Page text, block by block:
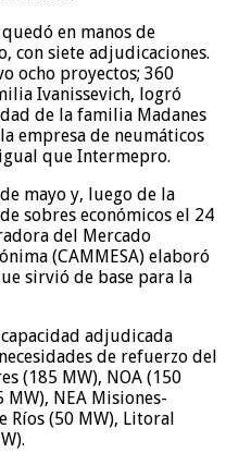
en manos de
con siete adjudicaciones.
ocho proyectos; 360
Ivanissevich, logró
de la familia Madanes
empresa de neumáticos
que Intermepro.
mayo y, luego de la
sobres económicos el 24
del Mercado
(CAMMESA) elaboró
sirvió de base para la
adjudicada
de refuerzo del
(185 MW), NOA (150
MW), NEA Misiones-
Ríos (50 MW), Litoral